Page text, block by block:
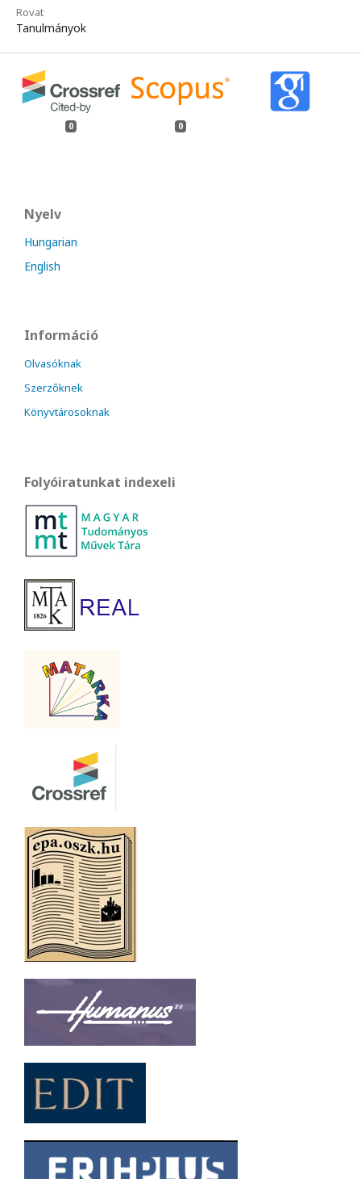
Rovat
Tanulmányok
0 0
Nyelv
Hungarian
English
Információ
Olvasóknak
Szerzőknek
Könyvtárosoknak
Folyóiratunkat indexeli